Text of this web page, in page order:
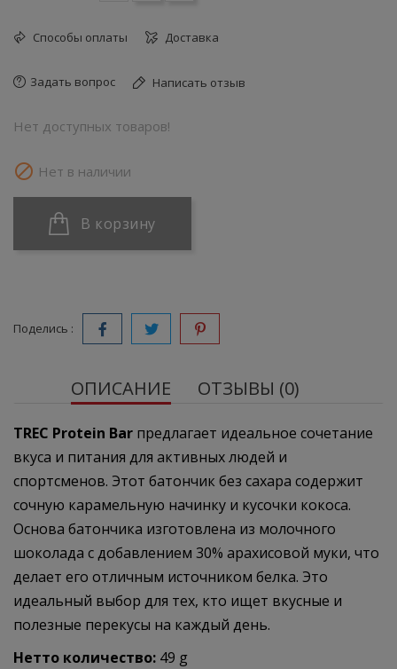
Способы оплаты Доставка
Задать вопрос Написать отзыв
Нет доступных товаров!
 Нет в наличии
В корзину
Поделись :
ОПИСАНИЕ ОТЗЫВЫ (0)
TREC Protein Bar предлагает идеальное сочетание
вкуса и питания для активных людей и
спортсменов. Этот батончик без сахара содержит
сочную карамельную начинку и кусочки кокоса.
Основа батончика изготовлена из молочного
шоколада с добавлением 30% арахисовой муки, что
делает его отличным источником белка. Это
идеальный выбор для тех, кто ищет вкусные и
полезные перекусы на каждый день.
Нетто количество: 49 g